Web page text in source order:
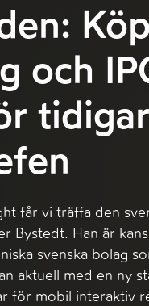
och
får vi träffa den
Bystedt. Han är
svenska bolag
aktuell med en ny
för mobil interaktiv